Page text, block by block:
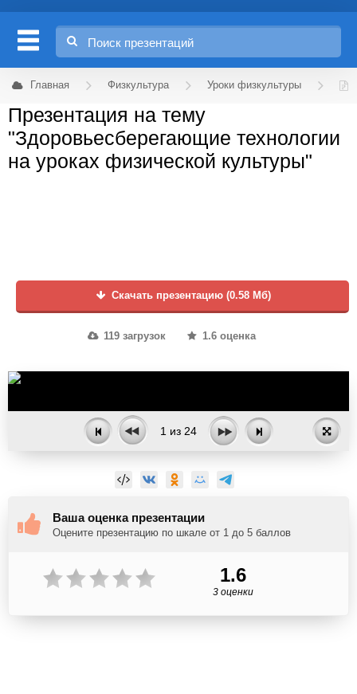
Главная Физкультура Уроки физкультуры
Презентация на тему
"Здоровьесберегающие технологии
на уроках физической культуры"
Скачать презентацию (0.58 Мб)
119 загрузок 1.6 оценка
1 из 24
Ваша оценка презентации
Оцените презентацию по шкале от 1 до 5 баллов
1.6
3 оценки